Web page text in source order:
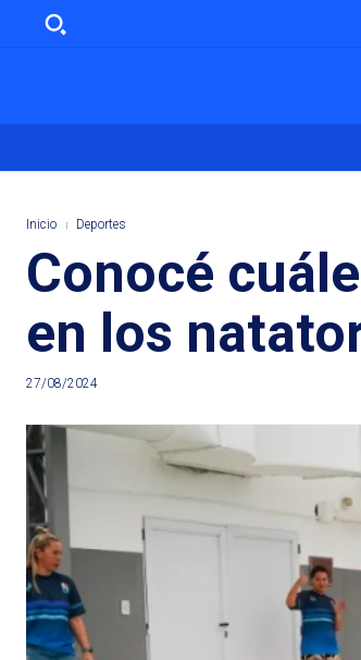
Inicio Deportes
Conocé
en los
27/08/2024